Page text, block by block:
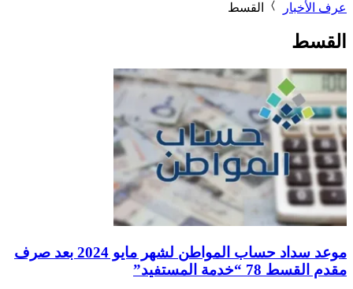
عرف الأخبار القسط
القسط
موعد سداد حساب المواطن لشهر مايو 2024 بعد صرف
مقدم القسط 78 “خدمة المستفيد”